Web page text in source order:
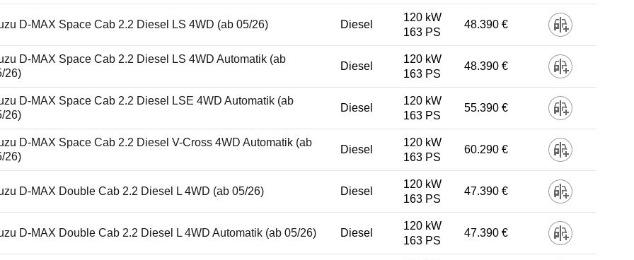
D-MAX Space Cab 2.2 Diesel LS 4WD (ab 05/26) Diesel
120 kW
163 PS
48.390 €
D-MAX Space Cab 2.2 Diesel LS 4WD Automatik (ab
26)
Diesel
120 kW
163 PS
48.390 €
D-MAX Space Cab 2.2 Diesel LSE 4WD Automatik (ab
26)
Diesel
120 kW
163 PS
55.390 €
D-MAX Space Cab 2.2 Diesel V-Cross 4WD Automatik (ab
26)
Diesel
120 kW
163 PS
60.290 €
D-MAX Double Cab 2.2 Diesel L 4WD (ab 05/26) Diesel
120 kW
163 PS
47.390 €
D-MAX Double Cab 2.2 Diesel L 4WD Automatik (ab 05/26) Diesel
120 kW
163 PS
47.390 €